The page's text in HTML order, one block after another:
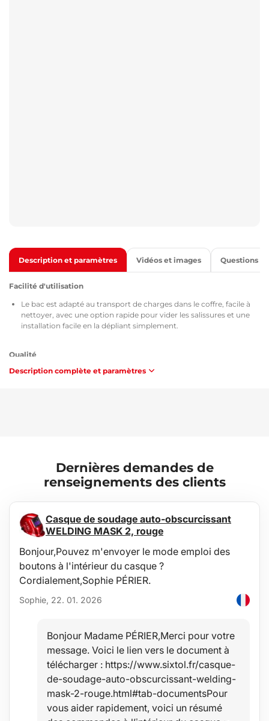
Description et paramètres Vidéos et images Questions
Facilité d'utilisation
Le bac est adapté au transport de charges dans le coffre, facile à
nettoyer, avec une option rapide pour vider les salissures et une
installation facile en la dépliant simplement.
Qualité
Tous les bacs de coffre sont certifiés par TÜV Süd Czech, certificat
Le bac est facile à nettoyer, conçu pour un entretien standard à
l'aide de produits de nettoyage courants (par exemple, lavage à
tuyau d'arrosage.
La qualité du matériau permet d'utiliser le bac dans une large
plage de températures allant de -60°C à +80°C, et offre également
une grande résistance au vieillissement du matériau dû aux
rayons UV.
Le matériau hypoallergénique permet une utilisation dans
n'importe quel véhicule sans risques pour la santé.
Protection
L'avantage de ces bacs est leur bord relevé de 4 à 6 cm (selon le
type de véhicule), protégeant l'intérieur du coffre contre les
Description complète et paramètres
Dernières demandes de
renseignements des clients
Casque de soudage auto-obscurcissant
WELDING MASK 2, rouge
Bonjour,Pouvez m'envoyer le mode emploi des
boutons à l'intérieur du casque ?
Cordialement,Sophie PÉRIER.
Sophie, 22. 01. 2026
Bonjour Madame PÉRIER,Merci pour votre
message. Voici le lien vers le document à
télécharger : https://www.sixtol.fr/casque-
de-soudage-auto-obscurcissant-welding-
mask-2-rouge.html#tab-documentsPour
vous aider rapidement, voici un résumé